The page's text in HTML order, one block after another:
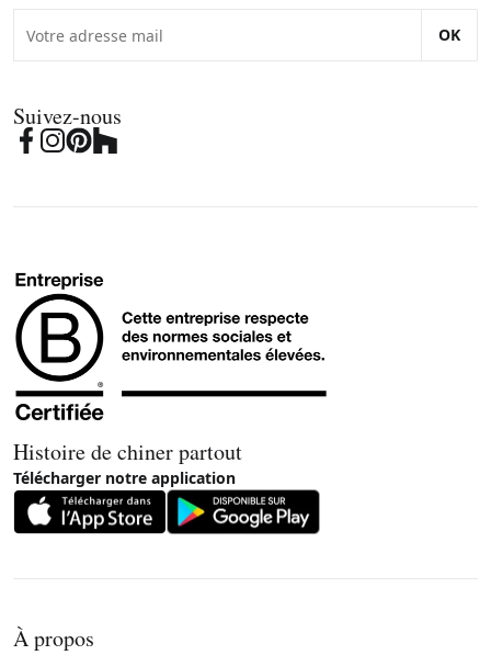
OK
Suivez-nous
Histoire de chiner partout
Télécharger notre application
À propos